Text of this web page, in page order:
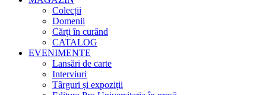
Colecții
Domenii
Cărţi în curând
CATALOG
EVENIMENTE
Lansări de carte
Interviuri
Târguri și expoziții